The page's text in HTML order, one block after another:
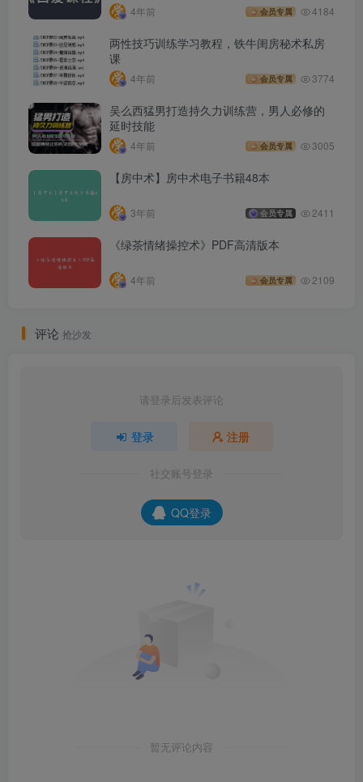
4年前 会员专属 4184
两性技巧训练学习教程，铁牛闺房秘术私房
课
4年前 会员专属 3774
吴么西猛男打造持久力训练营，男人必修的
延时技能
4年前 会员专属 3005
【房中术】房中术电子书籍48本
3年前 会员专属 2411
《绿茶情绪操控术》PDF高清版本
4年前 会员专属 2109
评论 抢沙发
请登录后发表评论
登录 注册
社交账号登录
QQ登录
暂无评论内容